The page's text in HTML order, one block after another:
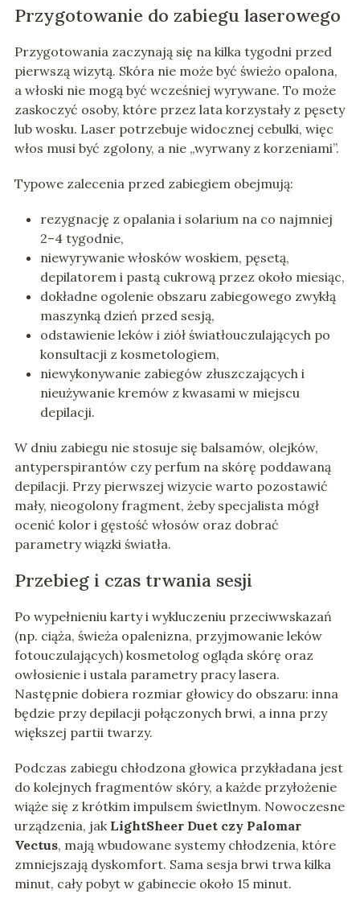
Przygotowanie do zabiegu laserowego
Przygotowania zaczynają się na kilka tygodni przed
pierwszą wizytą. Skóra nie może być świeżo opalona,
a włoski nie mogą być wcześniej wyrywane. To może
zaskoczyć osoby, które przez lata korzystały z pęsety
lub wosku. Laser potrzebuje widocznej cebulki, więc
włos musi być zgolony, a nie „wyrwany z korzeniami”.
Typowe zalecenia przed zabiegiem obejmują:
rezygnację z opalania i solarium na co najmniej
2–4 tygodnie,
niewyrywanie włosków woskiem, pęsetą,
depilatorem i pastą cukrową przez około miesiąc,
dokładne ogolenie obszaru zabiegowego zwykłą
maszynką dzień przed sesją,
odstawienie leków i ziół światłouczulających po
konsultacji z kosmetologiem,
niewykonywanie zabiegów złuszczających i
nieużywanie kremów z kwasami w miejscu
depilacji.
W dniu zabiegu nie stosuje się balsamów, olejków,
antyperspirantów czy perfum na skórę poddawaną
depilacji. Przy pierwszej wizycie warto pozostawić
mały, nieogolony fragment, żeby specjalista mógł
ocenić kolor i gęstość włosów oraz dobrać
parametry wiązki światła.
Przebieg i czas trwania sesji
Po wypełnieniu karty i wykluczeniu przeciwwskazań
(np. ciąża, świeża opalenizna, przyjmowanie leków
fotouczulających) kosmetolog ogląda skórę oraz
owłosienie i ustala parametry pracy lasera.
Następnie dobiera rozmiar głowicy do obszaru: inna
będzie przy depilacji połączonych brwi, a inna przy
większej partii twarzy.
Podczas zabiegu chłodzona głowica przykładana jest
do kolejnych fragmentów skóry, a każde przyłożenie
wiąże się z krótkim impulsem świetlnym. Nowoczesne
urządzenia, jak LightSheer Duet czy Palomar
Vectus, mają wbudowane systemy chłodzenia, które
zmniejszają dyskomfort. Sama sesja brwi trwa kilka
minut, cały pobyt w gabinecie około 15 minut.